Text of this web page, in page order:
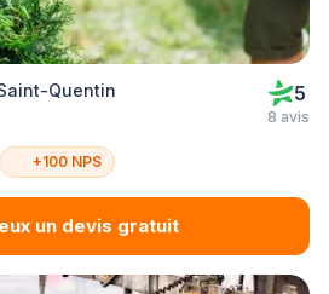
Quentin 5
8 avis
+100 NPS
un devis gratuit